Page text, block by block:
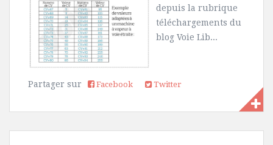
depuis la rubrique
téléchargements du
blog Voie Lib...
Partager sur Facebook Twitter